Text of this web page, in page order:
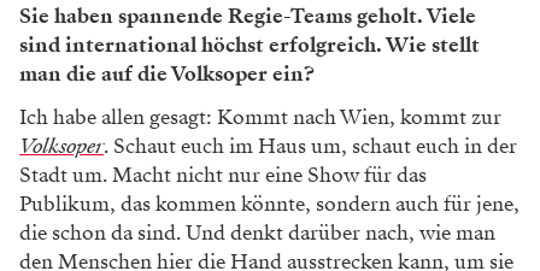
Sie haben spannende Regie-Teams geholt. Viele
sind international höchst erfolgreich. Wie stellt
man die auf die Volksoper ein?
Ich habe allen gesagt: Kommt nach Wien, kommt zur
Volksoper. Schaut euch im Haus um, schaut euch in der
Stadt um. Macht nicht nur eine Show für das
Publikum, das kommen könnte, sondern auch für jene,
die schon da sind. Und denkt darüber nach, wie man
den Menschen hier die Hand ausstrecken kann, um sie